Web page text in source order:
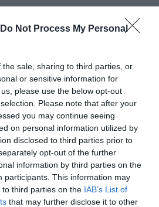
Do Not Process My Personal
sale, sharing to third parties, or
or sensitive information for
please use the below opt-out
Please note that after your
you may continue seeing
on personal information utilized by
disclosed to third parties prior to
opt-out of the further
information by third parties on the
participants. This information may
third parties on the IAB’s List of
that may further disclose it to other
AB registrerat –
i Yxlan
registerat i
AB registrerat –